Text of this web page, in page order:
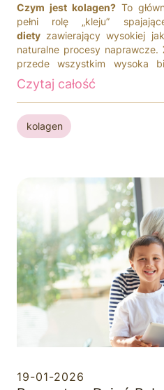
Czym jest kolagen? To
pełni rolę „kleju”
diety zawierający wysokiej
naturalne procesy naprawcze.
przede wszystkim wysoka
stosowania. W
lub kapsułkach, formy płynne
szybciej metabolizowane przez
Czytaj całość
kolagen
19-01-2026